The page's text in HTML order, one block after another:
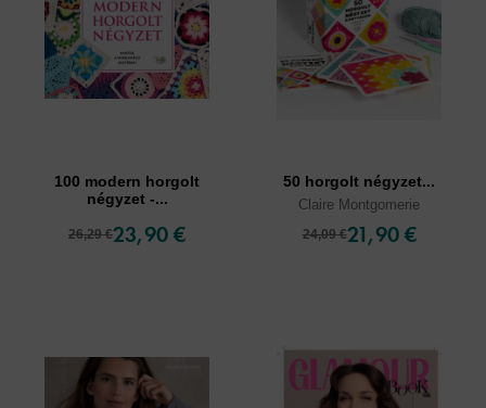
100 modern horgolt
négyzet -...
26,29 €23,90 €
50 horgolt négyzet...
Claire Montgomerie
24,09 €21,90 €